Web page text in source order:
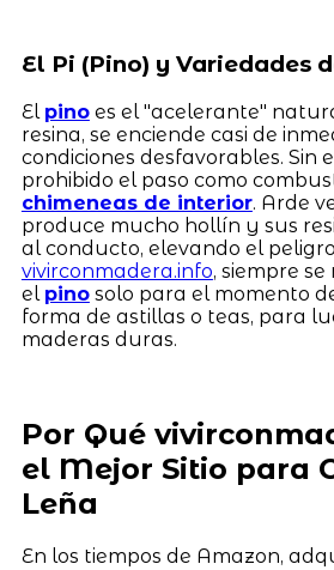
El Pi (Pino) y Variedades
El pinoes el "acelerante"
resina, se enciende casi de
condiciones desfavorables. Sin
prohibido el paso como
chimeneas de interior. Arde
produce mucho hollín y sus
al conducto, elevando el
vivirconmadera.info, siempre
el pinosolo para el momento
forma de astillas o teas, para
maderas duras.
Por Qué
el Mejor Sitio para
Leña
En los tiempos de Amazon,